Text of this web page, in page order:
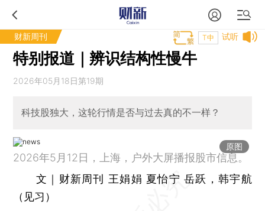
财新周刊 试听
T中
特别报道｜辨识结构性慢牛
2026年05月18日第19期
科技股独大，这轮行情是否与过去真的不一样？
原图
2026年5月12日，上海，户外大屏播报股市信息。
文｜财新周刊 王娟娟 夏怡宁 岳跃，韩宇航
（见习）